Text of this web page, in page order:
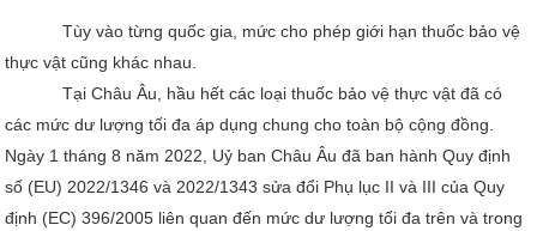
Tùy vào từng quốc gia, mức cho phép giới hạn thuốc bảo vệ
thực vật cũng khác nhau.
Tại Châu Âu, hầu hết các loại thuốc bảo vệ thực vật đã có
các mức dư lượng tối đa áp dụng chung cho toàn bộ cộng đồng.
Ngày 1 tháng 8 năm 2022, Uỷ ban Châu Âu đã ban hành Quy định
số (EU) 2022/1346 và 2022/1343 sửa đổi Phụ lục II và III của Quy
định (EC) 396/2005 liên quan đến mức dư lượng tối đa trên và trong